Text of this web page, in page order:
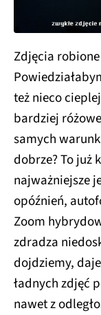
Zdjęcia
też nieco
bardziej
samych
dobrze? To już
najważniejsze
opóźnień,
Zoom
zdradza
dojdziemy,
ładnych zdjęć
nawet z